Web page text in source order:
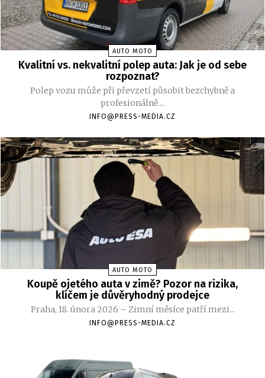
AUTO MOTO
Kvalitní vs. nekvalitní polep auta: Jak je od sebe
rozpoznat?
Polep vozu může při převzetí působit bezchybně a
profesionálně....
INFO@PRESS-MEDIA.CZ
AUTO MOTO
Koupě ojetého auta v zimě? Pozor na rizika,
klíčem je důvěryhodný prodejce
Praha, 18. února 2026 – Zimní měsíce patří mezi...
INFO@PRESS-MEDIA.CZ